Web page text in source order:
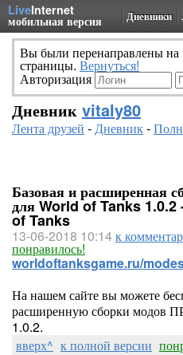
LiveInternet
мобильная версия Дневники
Вы были перенаправлены
страницы. Вернуться!
Авторизация
Дневник vitaly80
Лента друзей -Дневник-
Базовая и расширенная
для World of Tanks
of Tanks
13-06-2018 10:14к
понравилось!
worldoftanksgame.ru/
На нашем сайте вы можете
расширенную сборки модов
1.0.2.
вверх^ к полной версии